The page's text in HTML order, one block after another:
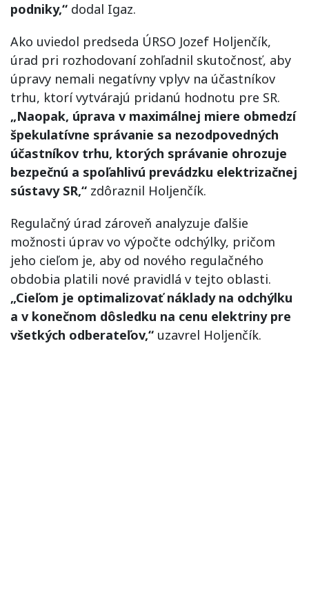
podniky,“ dodal Igaz.
Ako uviedol predseda ÚRSO Jozef Holjenčík,
úrad pri rozhodovaní zohľadnil skutočnosť, aby
úpravy nemali negatívny vplyv na účastníkov
trhu, ktorí vytvárajú pridanú hodnotu pre SR.
„Naopak, úprava v maximálnej miere obmedzí
špekulatívne správanie sa nezodpovedných
účastníkov trhu, ktorých správanie ohrozuje
bezpečnú a spoľahlivú prevádzku elektrizačnej
sústavy SR,“ zdôraznil Holjenčík.
Regulačný úrad zároveň analyzuje ďalšie
možnosti úprav vo výpočte odchýlky, pričom
jeho cieľom je, aby od nového regulačného
obdobia platili nové pravidlá v tejto oblasti.
„Cieľom je optimalizovať náklady na odchýlku
a v konečnom dôsledku na cenu elektriny pre
všetkých odberateľov,“ uzavrel Holjenčík.